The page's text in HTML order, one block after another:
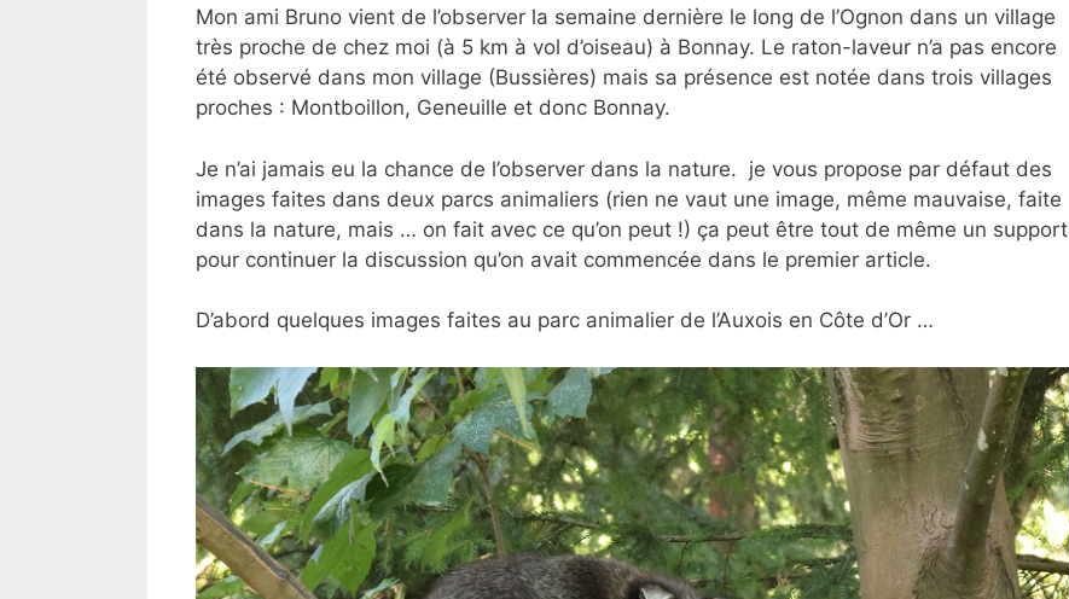
Mon ami Bruno vient de l’observer la semaine dernière le long de l’Ognon dans un village
très proche de chez moi (à 5 km à vol d’oiseau) à Bonnay. Le raton-laveur n’a pas encore
été observé dans mon village (Bussières) mais sa présence est notée dans trois villages
proches : Montboillon, Geneuille et donc Bonnay.
Je n’ai jamais eu la chance de l’observer dans la nature. je vous propose par défaut des
images faites dans deux parcs animaliers (rien ne vaut une image, même mauvaise, faite
dans la nature, mais … on fait avec ce qu’on peut !) ça peut être tout de même un support
pour continuer la discussion qu’on avait commencée dans le premier article.
D’abord quelques images faites au parc animalier de l’Auxois en Côte d’Or …